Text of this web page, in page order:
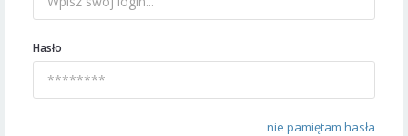
Hasło
nie pamiętam hasła